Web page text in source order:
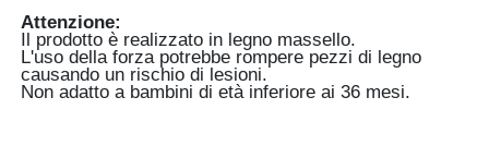
Attenzione:
Il prodotto è realizzato in legno massello.
L'uso della forza potrebbe rompere pezzi di legno
causando un rischio di lesioni.
Non adatto a bambini di età inferiore ai 36 mesi.